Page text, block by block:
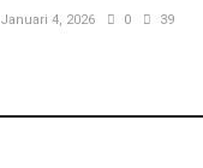
Januari 4, 2026 0 39